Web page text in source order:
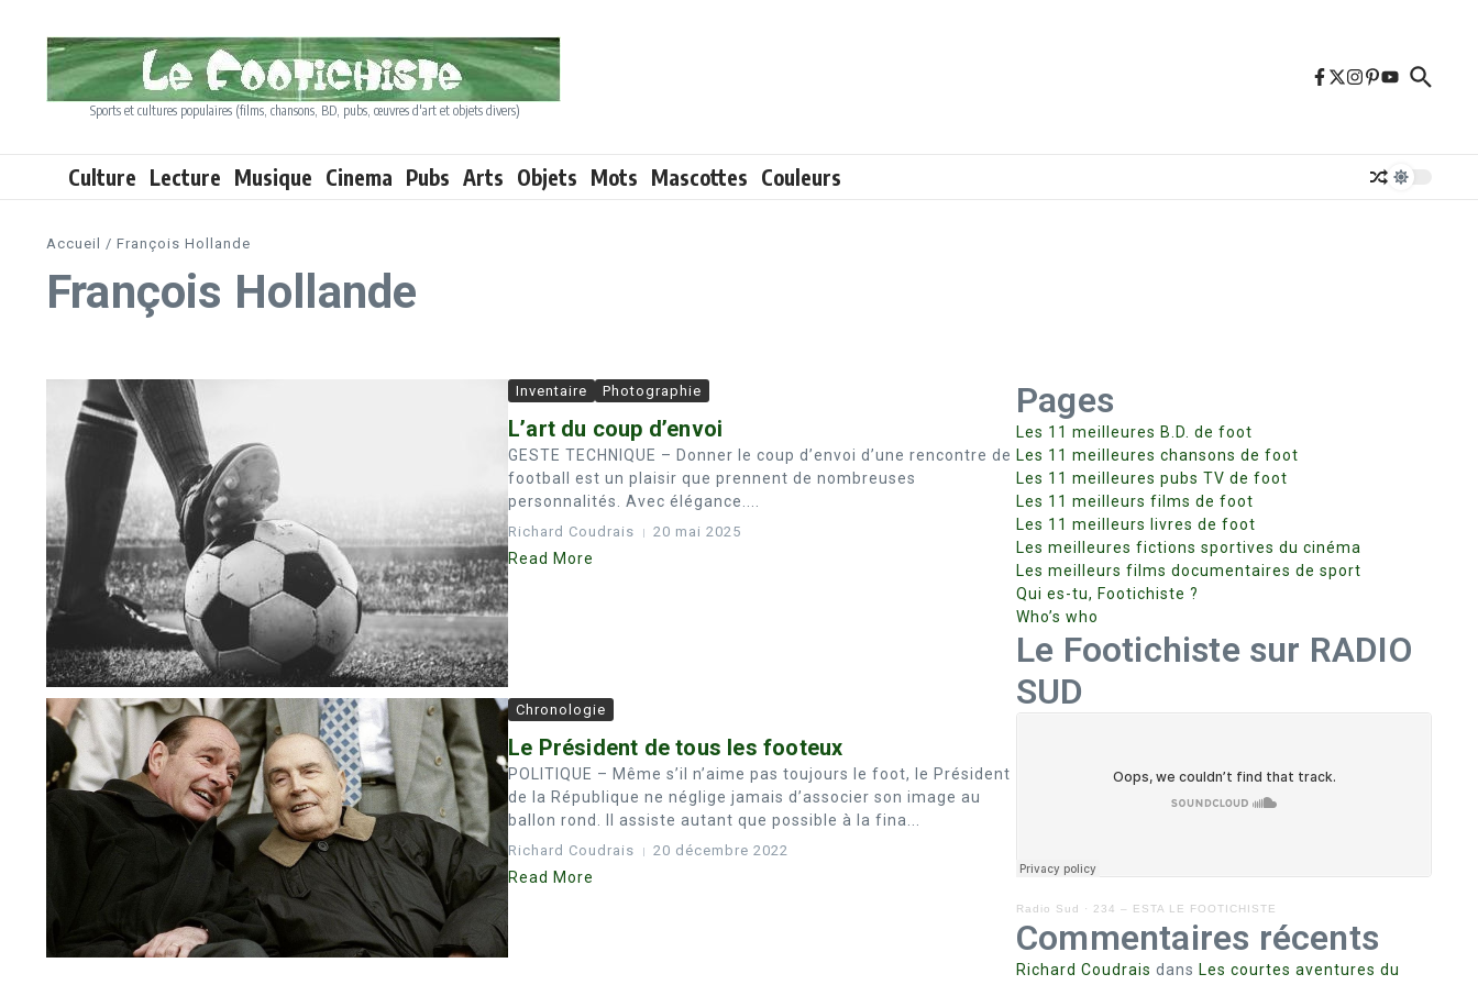
Sports et cultures populaires (films, chansons, BD, pubs, œuvres d'art et objets divers)
Culture Lecture Musique Cinema Pubs Arts Objets Mots Mascottes Couleurs
Accueil / François Hollande
François Hollande
Inventaire Photographie
L’art du coup d’envoi
GESTE TECHNIQUE – Donner le coup d’envoi d’une rencontre de
football est un plaisir que prennent de nombreuses
personnalités. Avec élégance....
Richard Coudrais 20 mai 2025
Read More
Chronologie
Le Président de tous les footeux
POLITIQUE – Même s’il n’aime pas toujours le foot, le Président
de la République ne néglige jamais d’associer son image au
ballon rond. Il assiste autant que possible à la fina...
Richard Coudrais 20 décembre 2022
Read More
Pages
Les 11 meilleures B.D. de foot
Les 11 meilleures chansons de foot
Les 11 meilleures pubs TV de foot
Les 11 meilleurs films de foot
Les 11 meilleurs livres de foot
Les meilleures fictions sportives du cinéma
Les meilleurs films documentaires de sport
Qui es-tu, Footichiste ?
Who’s who
Le Footichiste sur RADIO
SUD
Radio Sud · 234 – ESTA LE FOOTICHISTE
Commentaires récents
Richard Coudrais dans Les courtes aventures du